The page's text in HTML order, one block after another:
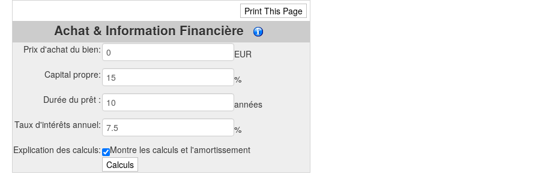
Achat & Information Financière
Prix d'achat du bien:
EUR
Capital propre:
%
Durée du prêt :
années
Taux d'intérêts annuel:
%
Explication des calculs:
Montre les calculs et l'amortissement